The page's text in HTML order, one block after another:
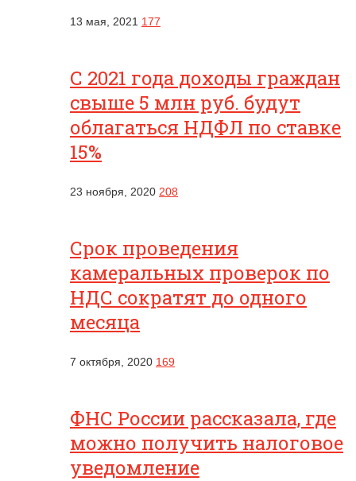
13 мая, 2021 177
С 2021 года доходы граждан
свыше 5 млн руб. будут
облагаться НДФЛ по ставке
15%
23 ноября, 2020 208
Срок проведения
камеральных проверок по
НДС сократят до одного
месяца
7 октября, 2020 169
ФНС России рассказала, где
можно получить налоговое
уведомление